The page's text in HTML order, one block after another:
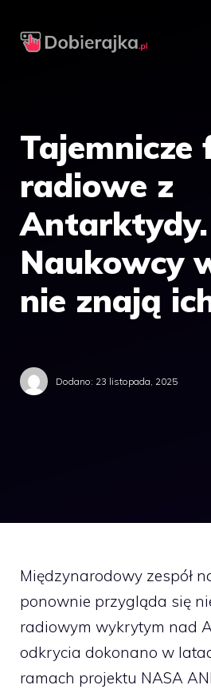
Tajemnicze
radiowe z
Antarktydy.
Naukowcy
nie znają
Dodano: 23 listopada, 2025
Międzynarodowy zespół
ponownie przygląda się
radiowym wykrytym nad
odkrycia dokonano w
ramach projektu NASA